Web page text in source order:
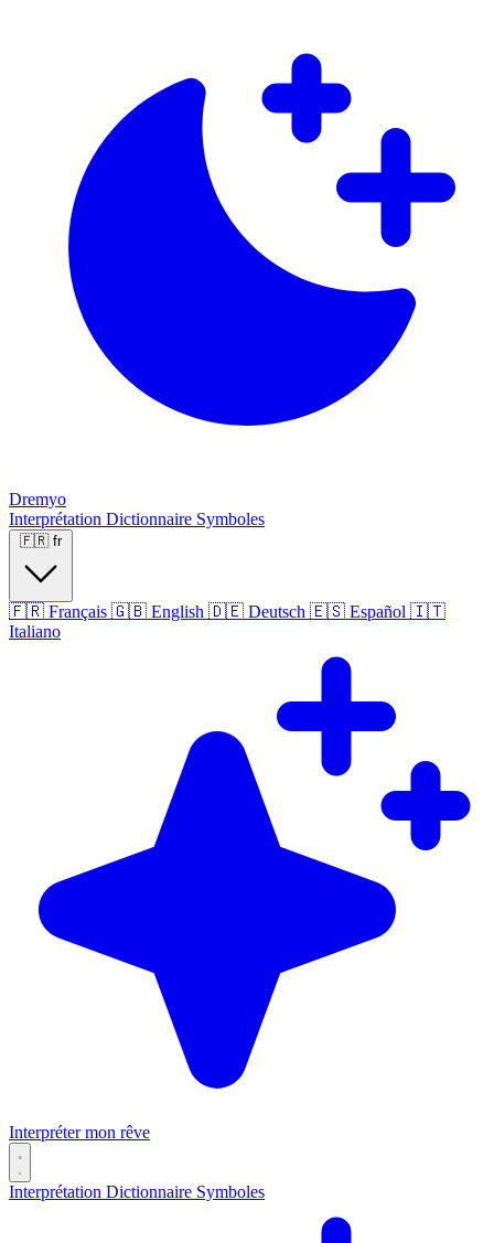
Dremyo
Interprétation Dictionnaire Symboles
🇫🇷 fr
🇫🇷 Français 🇬🇧 English 🇩🇪 Deutsch 🇪🇸 Español 🇮🇹
Italiano
Interpréter mon rêve
Interprétation Dictionnaire Symboles